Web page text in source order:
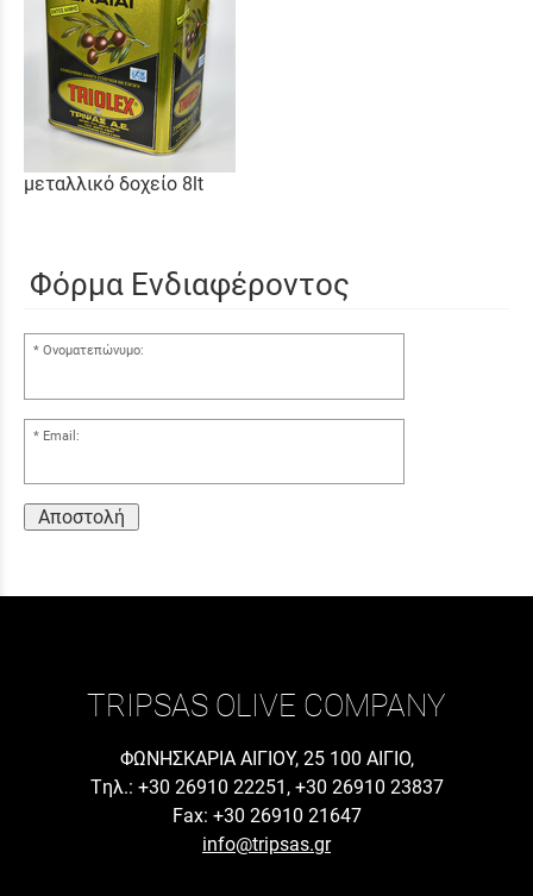
μεταλλικό δοχείο 8lt
Φόρμα Ενδιαφέροντος
Ονοματεπώνυμο:
Email:
Αποστολή
TRIPSAS OLIVE COMPANY
ΦΩΝΗΣΚΑΡΙΑ ΑΙΓΙΟΥ, 25 100 ΑΙΓΙΟ,
Tηλ.: +30 26910 22251, +30 26910 23837
Fax: +30 26910 21647
info@tripsas.gr